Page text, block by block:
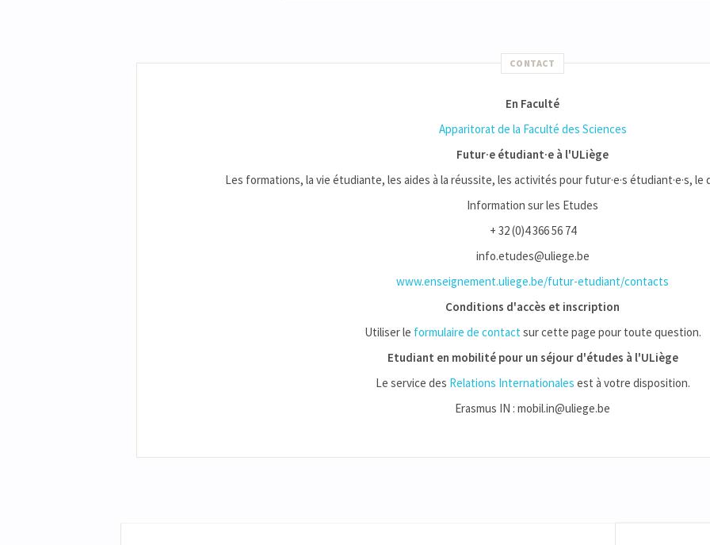
CONTACT
En Faculté
Apparitorat de la Faculté des Sciences
Futur·e étudiant·e à l'ULiège
Les formations, la vie étudiante, les aides à la réussite, les activités pour futur·e·s étudiant·e·s, le
Information sur les Etudes
+ 32 (0)4 366 56 74
info.etudes@uliege.be
www.enseignement.uliege.be/futur-etudiant/contacts
Conditions d'accès et inscription
Utiliser le formulaire de contact sur cette page pour toute question.
Etudiant en mobilité pour un séjour d'études à l'ULiège
Le service des Relations Internationales est à votre disposition.
Erasmus IN : mobil.in@uliege.be